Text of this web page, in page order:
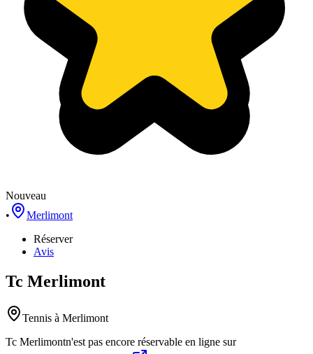
Nouveau
•
Merlimont
Réserver
Avis
Tc Merlimont
Tennis à Merlimont
Tc Merlimontn'est pas encore réservable en ligne sur